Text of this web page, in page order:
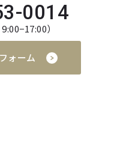
0014
）
ォーム